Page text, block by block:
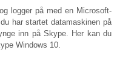
logger på med en Microsoft-
har startet datamaskinen på
inn på Skype. Her kan du
Windows 10.